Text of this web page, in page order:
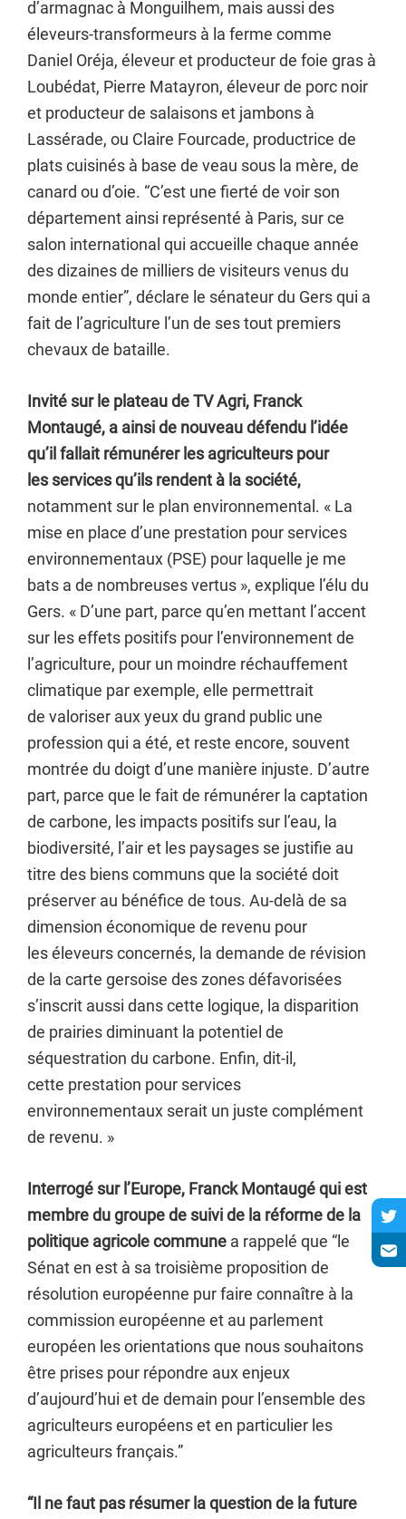
d’armagnac à Monguilhem, mais aussi des
éleveurs-transformeurs à la ferme comme
Daniel Oréja, éleveur et producteur de foie gras à
Loubédat, Pierre Matayron, éleveur de porc noir
et producteur de salaisons et jambons à
Lassérade, ou Claire Fourcade, productrice de
plats cuisinés à base de veau sous la mère, de
canard ou d’oie. “C’est une fierté de voir son
département ainsi représenté à Paris, sur ce
salon international qui accueille chaque année
des dizaines de milliers de visiteurs venus du
monde entier”, déclare le sénateur du Gers qui a
fait de l’agriculture l’un de ses tout premiers
chevaux de bataille.
Invité sur le plateau de TV Agri, Franck
Montaugé, a ainsi de nouveau défendu l’idée
qu’il fallait rémunérer les agriculteurs pour
les services qu’ils rendent à la société,
notamment sur le plan environnemental. « La
mise en place d’une prestation pour services
environnementaux (PSE) pour laquelle je me
bats a de nombreuses vertus », explique l’élu du
Gers. « D’une part, parce qu’en mettant l’accent
sur les effets positifs pour l’environnement de
l’agriculture, pour un moindre réchauffement
climatique par exemple, elle permettrait
de valoriser aux yeux du grand public une
profession qui a été, et reste encore, souvent
montrée du doigt d’une manière injuste. D’autre
part, parce que le fait de rémunérer la captation
de carbone, les impacts positifs sur l’eau, la
biodiversité, l’air et les paysages se justifie au
titre des biens communs que la société doit
préserver au bénéfice de tous. Au-delà de sa
dimension économique de revenu pour
les éleveurs concernés, la demande de révision
de la carte gersoise des zones défavorisées
s’inscrit aussi dans cette logique, la disparition
de prairies diminuant la potentiel de
séquestration du carbone. Enfin, dit-il,
cette prestation pour services
environnementaux serait un juste complément
de revenu. »
Interrogé sur l’Europe, Franck Montaugé qui est
membre du groupe de suivi de la réforme de la
politique agricole commune a rappelé que “le
Sénat en est à sa troisième proposition de
résolution européenne pur faire connaître à la
commission européenne et au parlement
européen les orientations que nous souhaitons
être prises pour répondre aux enjeux
d’aujourd’hui et de demain pour l’ensemble des
agriculteurs européens et en particulier les
agriculteurs français.”
“Il ne faut pas résumer la question de la future